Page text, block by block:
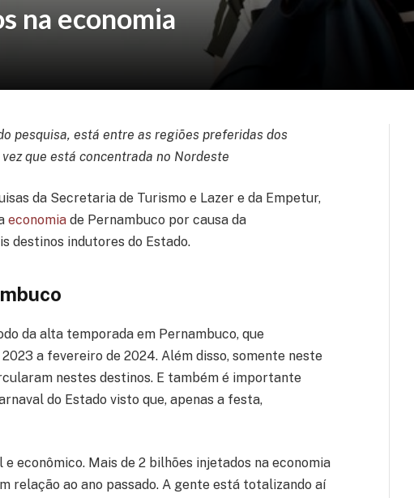
na economia
pesquisa, está entre as regiões preferidas dos
que está concentrada no Nordeste
da Secretaria de Turismo e Lazer e da Empetur,
economia de Pernambuco por causa da
destinos indutores do Estado.
da alta temporada em Pernambuco, que
a fevereiro de 2024. Além disso, somente neste
nestes destinos. E também é importante
do Estado visto que, apenas a festa,
econômico. Mais de 2 bilhões injetados na economia
relação ao ano passado. A gente está totalizando aí